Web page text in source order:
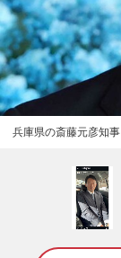
兵庫県の斎藤元彦知事